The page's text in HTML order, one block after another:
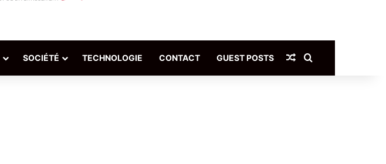
SOCIÉTÉ TECHNOLOGIE CONTACT GUEST POSTS Article Aléatoire